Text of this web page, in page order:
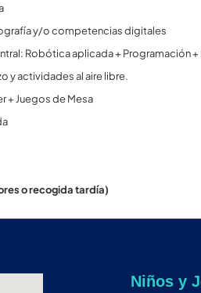
y/o competencias digitales
Robótica aplicada + Programación
y actividades al aire libre.
+ Juegos de Mesa
o recogida tardía)
aquí
Niños y